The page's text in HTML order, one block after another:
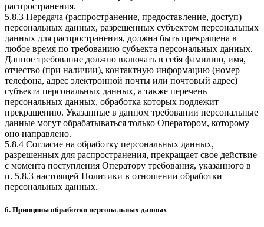
распространения.
5.8.3 Передача (распространение, предоставление, доступ)
персональных данных, разрешенных субъектом персональных
данных для распространения, должна быть прекращена в
любое время по требованию субъекта персональных данных.
Данное требование должно включать в себя фамилию, имя,
отчество (при наличии), контактную информацию (номер
телефона, адрес электронной почты или почтовый адрес)
субъекта персональных данных, а также перечень
персональных данных, обработка которых подлежит
прекращению. Указанные в данном требовании персональные
данные могут обрабатываться только Оператором, которому
оно направлено.
5.8.4 Согласие на обработку персональных данных,
разрешенных для распространения, прекращает свое действие
с момента поступления Оператору требования, указанного в
п. 5.8.3 настоящей Политики в отношении обработки
персональных данных.
6. Принципы обработки персональных данных